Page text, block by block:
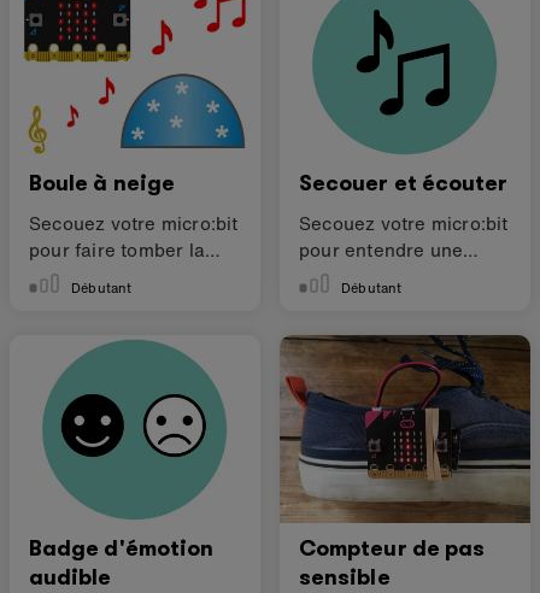
Boule à neige
Secouez votre micro:bit
pour faire tomber la
neige.Débutant
Secouer et écouter
Secouez votre micro:bit
pour entendre une
musique joyeuse.
Débutant
Badge d'émotion
audible
Compteur de pas
sensible